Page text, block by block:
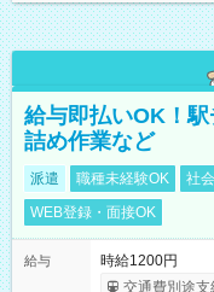
給与即払いOK！
詰め作業など
派遣 職種未経験OK 社
WEB登録・面接OK
給与
時給1200円
交通費別途支